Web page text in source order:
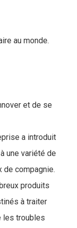
au monde.
et de se
a introduit
une variété de
de compagnie.
produits
à traiter
les troubles